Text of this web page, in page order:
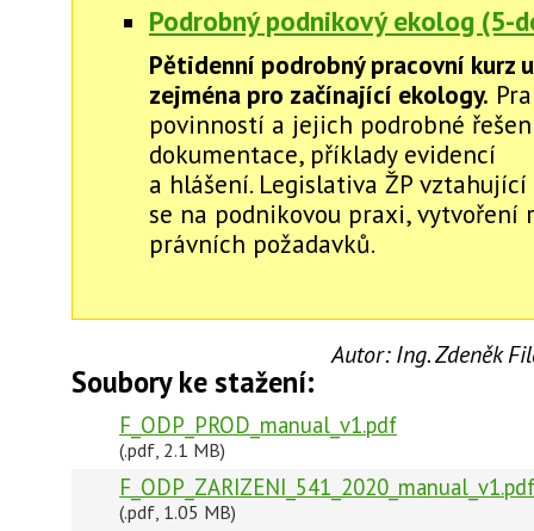
Podrobný podnikový ekolog (5-
Pětidenní podrobný pracovní kurz
zejména pro začínající ekology.
povinností a jejich podrobné
dokumentace, příklady evidencí
a hlášení. Legislativa ŽP vztahující
se na podnikovou praxi, vytvoření
právních požadavků.
Autor:Ing. Zdeněk
Soubory ke stažení:
F_ODP_PROD_manual_v1.pdf
(.pdf, 2.1 MB)
F_ODP_ZARIZENI_541_2020_manual_v1.pdf
(.pdf, 1.05 MB)